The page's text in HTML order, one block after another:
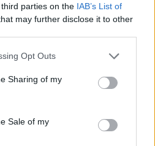
parties on the IAB’s List of
may further disclose it to other
app uses one or more Google
behaviour. You may click to
and its third-party tags to
purposes in below Google
Opt Outs
Sharing of my
Sale of my